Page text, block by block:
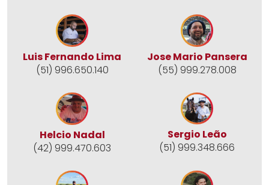
Luis Fernando Lima
(51) 996.650.140
Jose Mario Pansera
(55) 999.278.008
Helcio Nadal
(42) 999.470.603
Sergio Leão
(51) 999.348.666